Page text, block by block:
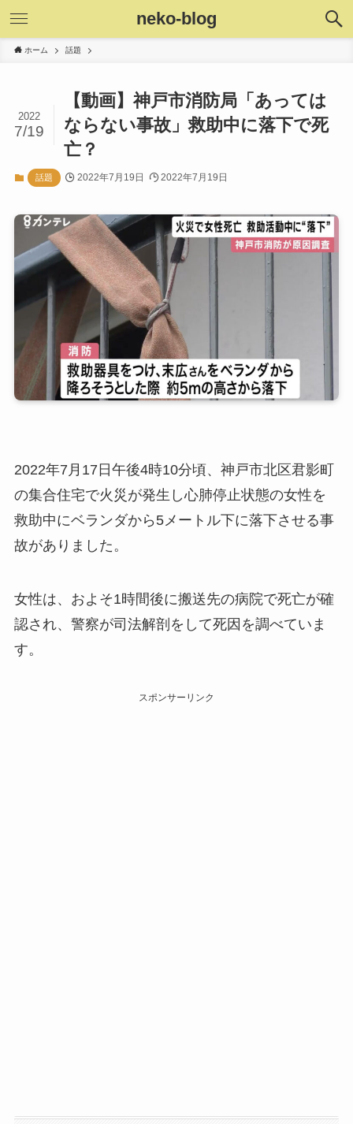
neko-blog
ホーム 話題
【動画】神戸市消防局「あっては
ならない事故」救助中に落下で死
亡？
2022
7/19
話題 2022年7月19日 2022年7月19日
2022年7月17日午後4時10分頃、神戸市北区君影町
の集合住宅で火災が発生し心肺停止状態の女性を
救助中にベランダから5メートル下に落下させる事
故がありました。
女性は、およそ1時間後に搬送先の病院で死亡が確
認され、警察が司法解剖をして死因を調べていま
す。
スポンサーリンク